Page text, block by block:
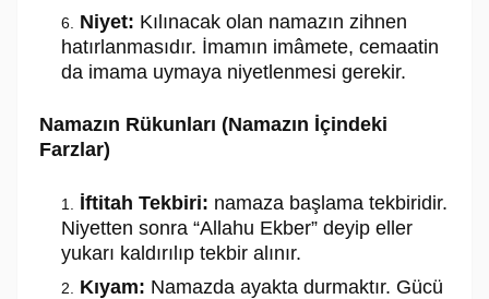
Niyet: Kılınacak olan namazın zihnen
hatırlanmasıdır. İmamın imâmete, cemaatin
da imama uymaya niyetlenmesi gerekir.
Namazın Rükunları (Namazın İçindeki
Farzlar)
İftitah Tekbiri: namaza başlama tekbiridir.
Niyetten sonra “Allahu Ekber” deyip eller
yukarı kaldırılıp tekbir alınır.
Kıyam: Namazda ayakta durmaktır. Gücü